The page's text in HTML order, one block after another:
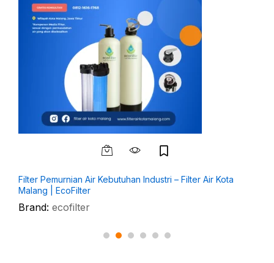
Filter Pemurnian Air Kebutuhan Industri – Filter Air Kota
Malang | EcoFilter
Brand: ecofilter